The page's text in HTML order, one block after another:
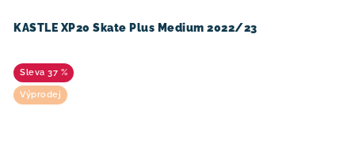
KASTLE XP20 Skate Plus Medium 2022/23
37 %
Výprodej